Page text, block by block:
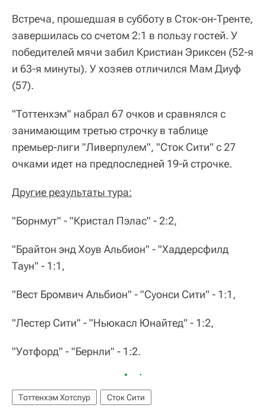
Встреча, прошедшая в субботу в Сток-он-Тренте,
завершилась со счетом 2:1 в пользу гостей. У
победителей мячи забил Кристиан Эриксен (52-я
и 63-я минуты). У хозяев отличился Мам Диуф
(57).
"Тоттенхэм" набрал 67 очков и сравнялся с
занимающим третью строчку в таблице
премьер-лиги "Ливерпулем", "Сток Сити" с 27
очками идет на предпоследней 19-й строчке.
Другие результаты тура:
"Борнмут" - "Кристал Пэлас" - 2:2,
"Брайтон энд Хоув Альбион" - "Хаддерсфилд
Таун" - 1:1,
"Вест Бромвич Альбион" - "Суонси Сити" - 1:1,
"Лестер Сити" - "Ньюкасл Юнайтед" - 1:2,
"Уотфорд" - "Бернли" - 1:2.
Тоттенхэм Хотспур Сток Сити